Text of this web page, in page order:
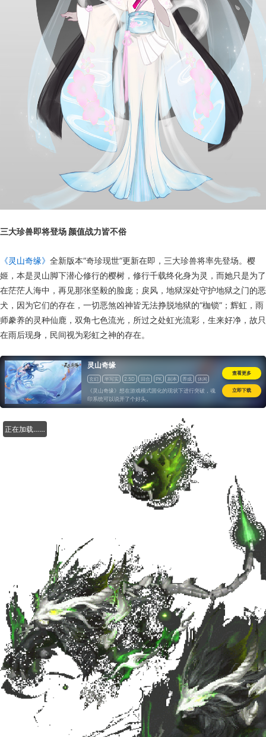
三大珍兽即将登场 颜值战力皆不俗
《灵山奇缘》 全新版本“奇珍现世”更新在即，三大珍兽将率先登场。樱
姬，本是灵山脚下潜心修行的樱树，修行千载终化身为灵，而她只是为了
在茫茫人海中，再见那张坚毅的脸庞；戾风，地狱深处守护地狱之门的恶
犬，因为它们的存在，一切恶煞凶神皆无法挣脱地狱的“枷锁”；辉虹，雨
师豢养的灵种仙鹿，双角七色流光，所过之处虹光流彩，生来好净，故只
在雨后现身，民间视为彩虹之神的存在。
灵山奇缘
玄幻 半写实 2.5D 回合 PK 副本 养成
休闲
道具收费
《灵山奇缘》想在游戏模式固化的现状下进行突破，魂
印系统可以说开了个好头。
查看更多
立即下载